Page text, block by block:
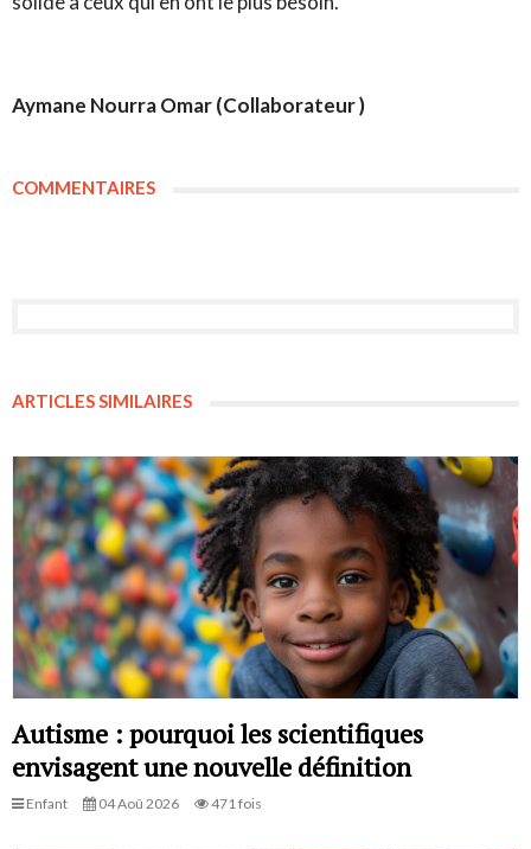
Aymane Nourra Omar (Collaborateur )
COMMENTAIRES
ARTICLES SIMILAIRES
Autisme : pourquoi les scientifiques
envisagent une nouvelle définition
Enfant 04 Aoû 2026 471 fois